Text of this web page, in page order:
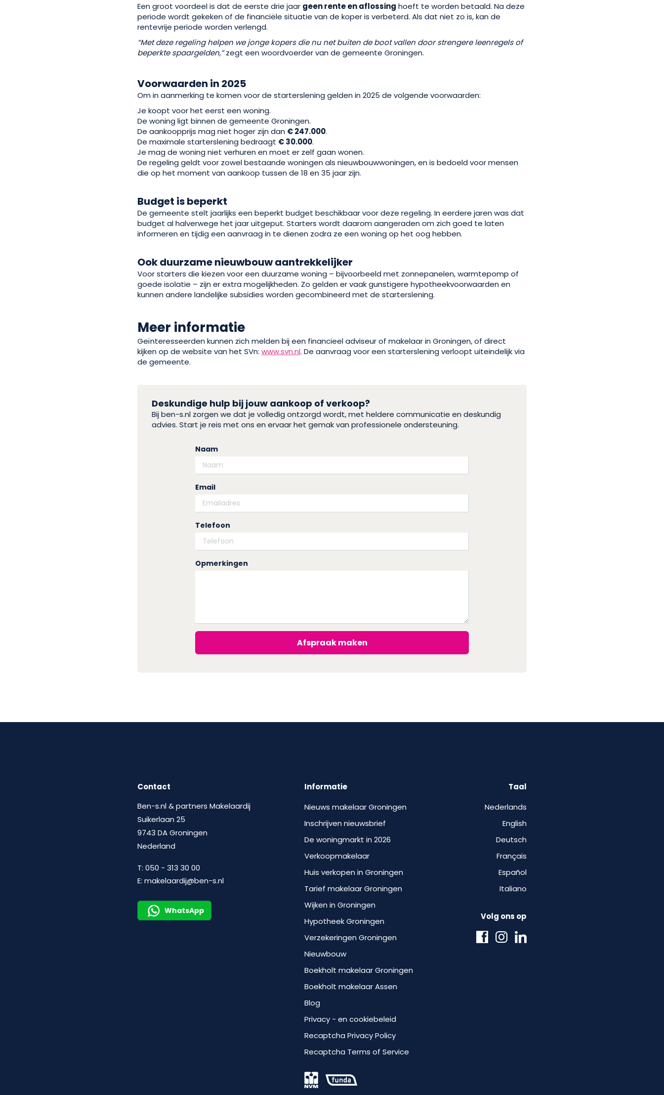
Een groot voordeel is dat de eerste drie jaar geen rente en aflossing hoeft te worden betaald. Na deze
periode wordt gekeken of de financiële situatie van de koper is verbeterd. Als dat niet zo is, kan de
rentevrije periode worden verlengd.
“Met deze regeling helpen we jonge kopers die nu net buiten de boot vallen door strengere leenregels of
beperkte spaargelden,”zegt een woordvoerder van de gemeente Groningen.
Voorwaarden in 2025
Om in aanmerking te komen voor de starterslening gelden in 2025 de volgende voorwaarden:
Je koopt voor het eerst een woning.
De woning ligt binnen de gemeente Groningen.
De aankoopprijs mag niet hoger zijn dan € 247.000.
De maximale starterslening bedraagt € 30.000.
Je mag de woning niet verhuren en moet er zelf gaan wonen.
De regeling geldt voor zowel bestaande woningen als nieuwbouwwoningen, en is bedoeld voor mensen
die op het moment van aankoop tussen de 18 en 35 jaar zijn.
Budget is beperkt
De gemeente stelt jaarlijks een beperkt budget beschikbaar voor deze regeling. In eerdere jaren was dat
budget al halverwege het jaar uitgeput. Starters wordt daarom aangeraden om zich goed te laten
informeren en tijdig een aanvraag in te dienen zodra ze een woning op het oog hebben.
Ook duurzame nieuwbouw aantrekkelijker
Voor starters die kiezen voor een duurzame woning – bijvoorbeeld met zonnepanelen, warmtepomp of
goede isolatie – zijn er extra mogelijkheden. Zo gelden er vaak gunstigere hypotheekvoorwaarden en
kunnen andere landelijke subsidies worden gecombineerd met de starterslening.
Meer informatie
Geïnteresseerden kunnen zich melden bij een financieel adviseur of makelaar in Groningen, of direct
kijken op de website van het SVn:www.svn.nl. De aanvraag voor een starterslening verloopt uiteindelijk via
de gemeente.
Deskundige hulp bij jouw aankoop of verkoop?
Bij ben-s.nl zorgen we dat je volledig ontzorgd wordt, met heldere communicatie en deskundig
advies. Start je reis met ons en ervaar het gemak van professionele ondersteuning.
Naam
Email
Telefoon
Opmerkingen
Afspraak maken
Contact
Ben-s.nl & partners Makelaardij
Suikerlaan 25
9743 DA Groningen
Nederland
T:050 - 313 30 00
E:makelaardij@ben-s.nl
WhatsApp
Informatie
Nieuws makelaar Groningen
Inschrijven nieuwsbrief
De woningmarkt in 2026
Verkoopmakelaar
Huis verkopen in Groningen
Tarief makelaar Groningen
Wijken in Groningen
Hypotheek Groningen
Verzekeringen Groningen
Nieuwbouw
Boekholt makelaar Groningen
Boekholt makelaar Assen
Blog
Privacy - en cookiebeleid
Recaptcha Privacy Policy
Recaptcha Terms of Service
Taal
Nederlands
English
Deutsch
Français
Español
Italiano
Volg ons op